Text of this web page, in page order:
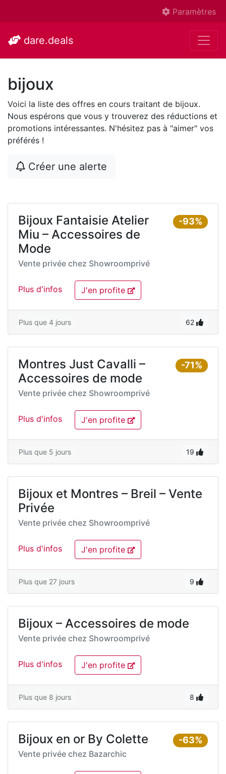
Paramètres
dare.deals
bijoux
Voici la liste des offres en cours traitant de bijoux.
Nous espérons que vous y trouverez des réductions et
promotions intéressantes. N'hésitez pas à "aimer" vos
préférés !
Créer une alerte
-93%
Bijoux Fantaisie Atelier
Miu – Accessoires de
Mode
Vente privée chez Showroomprivé
Plus d'infos J'en profite
Plus que 4 jours 62
-71%
Montres Just Cavalli –
Accessoires de mode
Vente privée chez Showroomprivé
Plus d'infos J'en profite
Plus que 5 jours 19
Bijoux et Montres – Breil – Vente
Privée
Vente privée chez Showroomprivé
Plus d'infos J'en profite
Plus que 27 jours 9
Bijoux – Accessoires de mode
Vente privée chez Showroomprivé
Plus d'infos J'en profite
Plus que 8 jours 8
-63%
Bijoux en or By Colette
Vente privée chez Bazarchic